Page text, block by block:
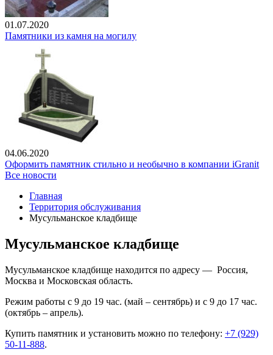
01.07.2020
Памятники из камня на могилу
04.06.2020
Оформить памятник стильно и необычно в компании iGranit
Все новости
Главная
Территория обслуживания
Мусульманское кладбище
Мусульманское кладбище
Мусульманское кладбище находится по адресу — Россия,
Москва и Московская область.
Режим работы с 9 до 19 час. (май – сентябрь) и с 9 до 17 час.
(октябрь – апрель).
Купить памятник и установить можно по телефону: +7 (929)
50-11-888.